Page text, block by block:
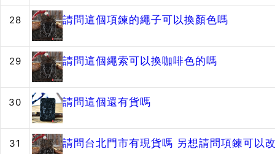
28 請問這個項鍊的繩子可以換顏色嗎
29 請問這個繩索可以換咖啡色的嗎
30 請問這個還有貨嗎
31 請問台北門市有現貨嗎 另想請問項鍊可以